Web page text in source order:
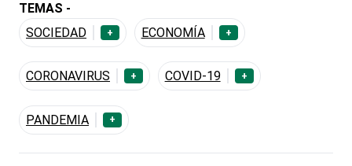
TEMAS -
SOCIEDAD
+ ECONOMÍA +
CORONAVIRUS + COVID-19 +
PANDEMIA +